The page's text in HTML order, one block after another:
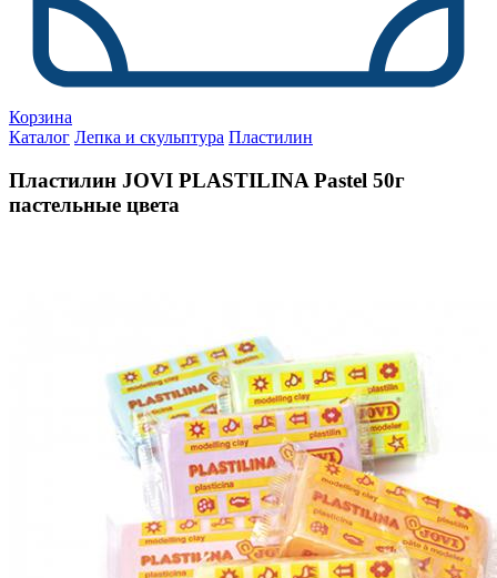
Корзина
Каталог Лепка и скульптура Пластилин
Пластилин JOVI PLASTILINA Pastel 50г
пастельные цвета